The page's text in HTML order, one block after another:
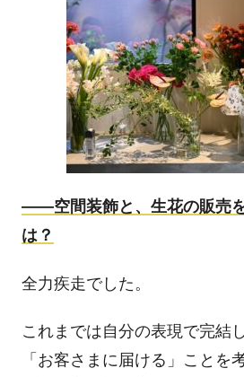
――空間装飾と、生花の販売
は？
全力疾走でした。
これまでは自分の表現で完結
「お客さまに届ける」ことを